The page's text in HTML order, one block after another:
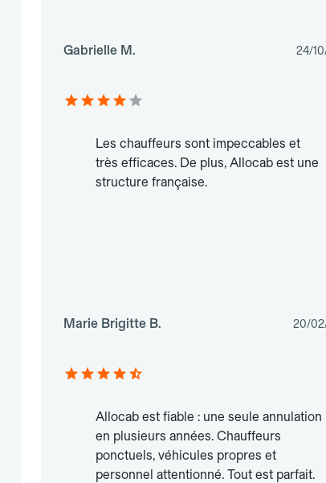
Gabrielle M. 24/
Les chauffeurs sont impeccables et
très efficaces. De plus, Allocab est une
structure française.
Marie Brigitte B. 20/
Allocab est fiable : une seule annulation
en plusieurs années. Chauffeurs
ponctuels, véhicules propres et
personnel attentionné. Tout est parfait.